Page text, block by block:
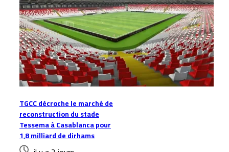
TGCC décroche le marché de
reconstruction du stade
Tessema à Casablanca pour
1,8 milliard de dirhams